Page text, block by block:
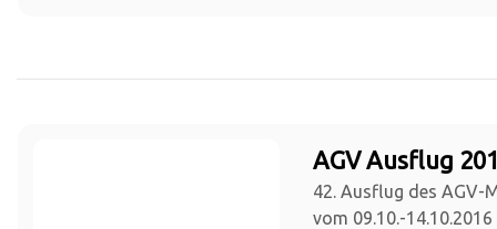
AGV Ausflug
42. Ausflug des AGV-
vom 09.10.-